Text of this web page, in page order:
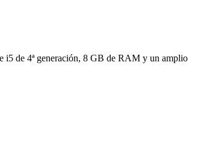
i5 de 4ª generación, 8 GB de RAM y un amplio